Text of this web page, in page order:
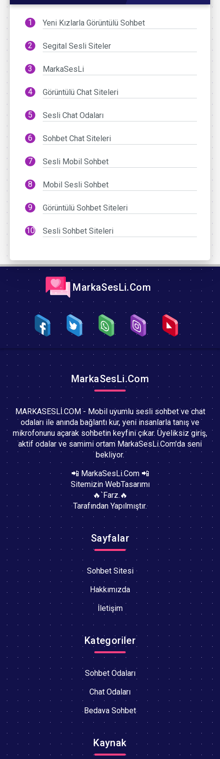
Yeni Kızlarla Görüntülü Sohbet
Segital Sesli Siteler
MarkaSesLi
Görüntülü Chat Siteleri
Sesli Chat Odaları
Sohbet Chat Siteleri
Sesli Mobil Sohbet
Mobil Sesli Sohbet
Görüntülü Sohbet Siteleri
Sesli Sohbet Siteleri
MarkaSesLi.Com
MarkaSesLi.Com
MARKASESLİ.COM - Mobil uyumlu sesli sohbet ve chat
odaları ile anında bağlantı kur, yeni insanlarla tanış ve
mikrofonunu açarak sohbetin keyfini çıkar. Üyeliksiz giriş,
aktif odalar ve samimi ortam MarkaSesLi.Com'da seni
bekliyor.
📲 MarkaSesLi.Com 📲
Sitemizin WebTasarımı
🔥`Farz.🔥
Tarafından Yapılmıştır.
Sayfalar
Sohbet Sitesi
Hakkımızda
İletişim
Kategoriler
Sohbet Odaları
Chat Odaları
Bedava Sohbet
Kaynak